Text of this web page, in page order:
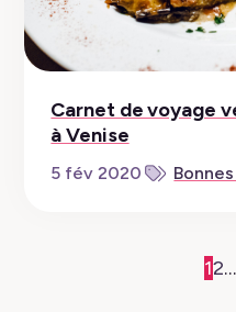
Carnet de voyage
à Venise
5 fév 2020
12…